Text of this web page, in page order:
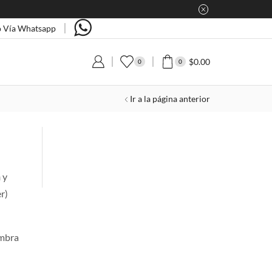
Vía Whatsapp
0 0 $0.00
Ir a la página anterior
y